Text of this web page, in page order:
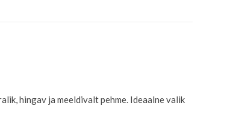
hingav ja meeldivalt pehme. Ideaalne valik